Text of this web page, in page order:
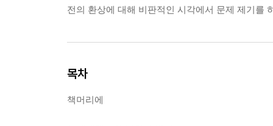
전의 환상에 대해 비판적인 시각에서 문제 제기를
목차
책머리에